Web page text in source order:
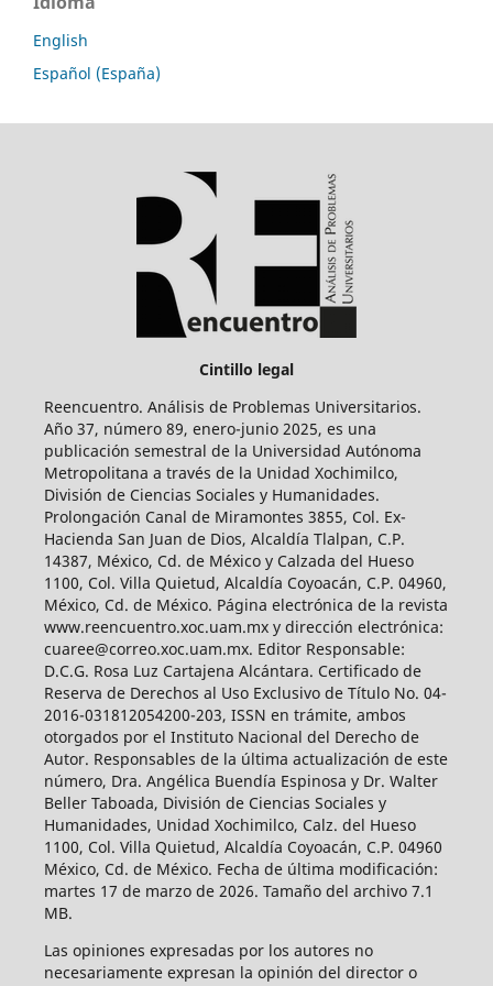
English
Español (España)
Cintillo legal
Reencuentro. Análisis de Problemas Universitarios.
Año 37, número 89, enero-junio 2025, es una
publicación semestral de la Universidad Autónoma
Metropolitana a través de la Unidad Xochimilco,
División de Ciencias Sociales y Humanidades.
Prolongación Canal de Miramontes 3855, Col. Ex-
Hacienda San Juan de Dios, Alcaldía Tlalpan, C.P.
14387, México, Cd. de México y Calzada del Hueso
1100, Col. Villa Quietud, Alcaldía Coyoacán, C.P. 04960,
México, Cd. de México. Página electrónica de la revista
www.reencuentro.xoc.uam.mx y dirección electrónica:
cuaree@correo.xoc.uam.mx. Editor Responsable:
D.C.G. Rosa Luz Cartajena Alcántara. Certificado de
Reserva de Derechos al Uso Exclusivo de Título No. 04-
2016-031812054200-203, ISSN en trámite, ambos
otorgados por el Instituto Nacional del Derecho de
Autor. Responsables de la última actualización de este
número, Dra. Angélica Buendía Espinosa y Dr. Walter
Beller Taboada, División de Ciencias Sociales y
Humanidades, Unidad Xochimilco, Calz. del Hueso
1100, Col. Villa Quietud, Alcaldía Coyoacán, C.P. 04960
México, Cd. de México. Fecha de última modificación:
martes 17 de marzo de 2026. Tamaño del archivo 7.1
MB.
Las opiniones expresadas por los autores no
necesariamente expresan la opinión del director o